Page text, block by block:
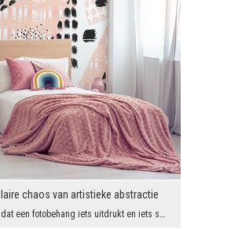
chaos van artistieke abstractie
Meestal wil je dat een fotobehang iets uitdrukt en iets specifieks laat zien, dus de meeste van o...